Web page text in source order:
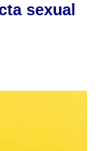
sexual